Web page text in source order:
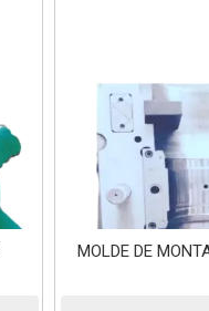
MOLDE DE